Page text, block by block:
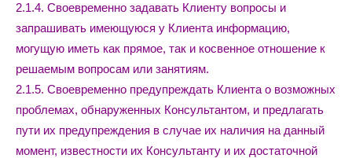
2.1.4. Своевременно задавать Клиенту вопросы и
запрашивать имеющуюся у Клиента информацию,
могущую иметь как прямое, так и косвенное отношение к
решаемым вопросам или занятиям.
2.1.5. Своевременно предупреждать Клиента о возможных
проблемах, обнаруженных Консультантом, и предлагать
пути их предупреждения в случае их наличия на данный
момент, известности их Консультанту и их достаточной